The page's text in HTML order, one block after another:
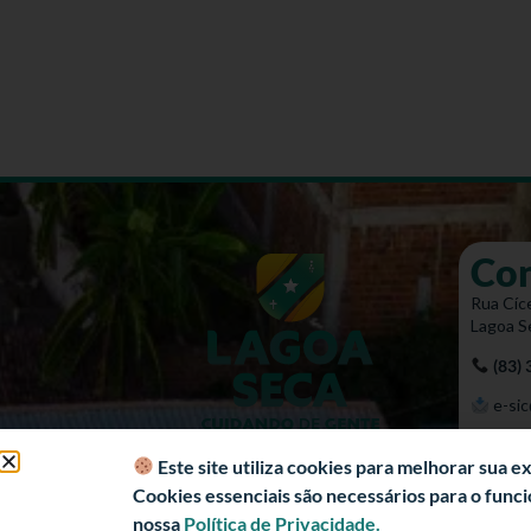
Rua
Lagoa
(83)
e-
Este site utiliza cookies para melhorar sua
Cookies essenciais são necessários para o
nossa Política de Privacidade.